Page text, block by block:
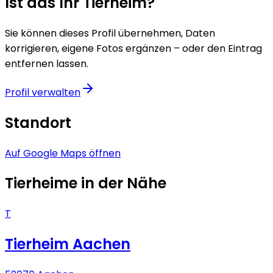
Sie können dieses Profil übernehmen, Daten
korrigieren, eigene Fotos ergänzen – oder den Eintrag
entfernen lassen.
Profil verwalten
Standort
Auf Google Maps öffnen
Tierheime in der Nähe
T
Tierheim Aachen